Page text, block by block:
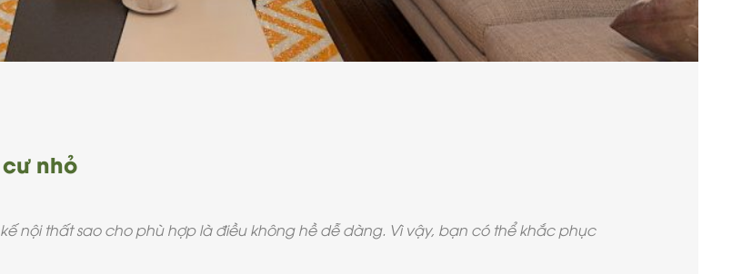
nhỏ
nội thất sao cho phù hợp là điều không hề dễ dàng. Vì vậy, bạn có thể khắc phục